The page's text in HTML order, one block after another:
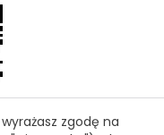
zgodę na